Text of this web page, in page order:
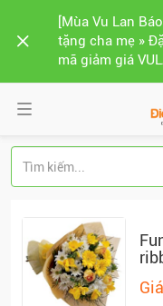
[Mùa Vu Lan
tặng cha mẹ »
mã giảm giá